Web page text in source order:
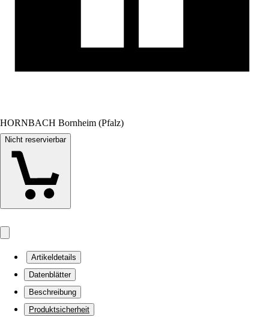
HORNBACH Bornheim (Pfalz)
Nicht reservierbar
Artikeldetails
Datenblätter
Beschreibung
Produktsicherheit